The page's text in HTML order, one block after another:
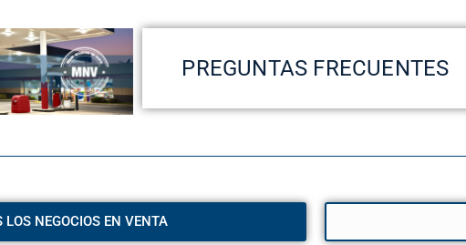
PREGUNTAS FRECUENTES
LOS NEGOCIOS EN VENTA